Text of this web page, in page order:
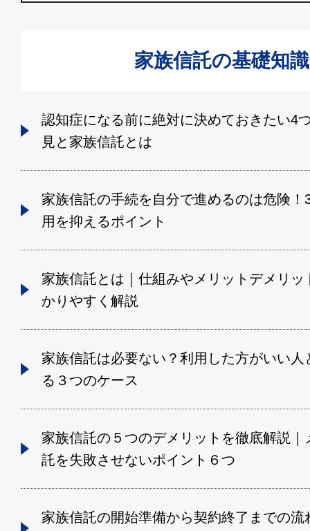
家族信託の基礎知識
認知症になる前に絶対に決めておきたい4
見と家族信託とは
家族信託の手続を自分で進めるのは危険！
用を抑えるポイント
家族信託とは｜仕組みやメリットデメリッ
かりやすく解説
家族信託は必要ない？利用した方がいい人
る３つのケース
家族信託の５つのデメリットを徹底解説｜
託を失敗させないポイント６つ
家族信託の開始準備から契約終了までの流